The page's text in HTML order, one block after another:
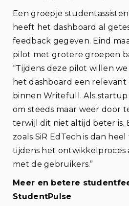
Een groepje
heeft het dashboard al
feedback gegeven. Eind
pilot met grotere groepen
“Tijdens deze pilot willen
het dashboard een relevant
binnen Writefull. Als
om steeds maar weer door
terwijl dit niet altijd beter is.
zoals SiR EdTech is dan
tijdens het ontwikkelproces
met de gebruikers.”
Meer en betere
StudentPulse